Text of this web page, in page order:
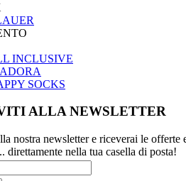
INCLUSIVE
SOCKS
ALLA NEWSLETTER
nostra newsletter e riceverai le offerte
direttamente nella tua casella di posta!